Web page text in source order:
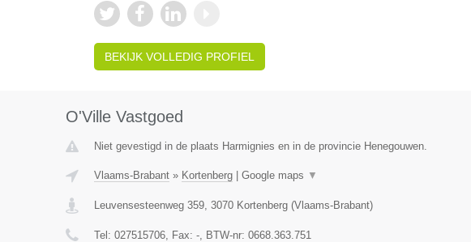
BEKIJK VOLLEDIG PROFIEL
O'Ville Vastgoed
Niet gevestigd in de plaats Harmignies en in de provincie Henegouwen.
Vlaams-Brabant» Kortenberg| Google maps ▼
Leuvensesteenweg 359, 3070 Kortenberg(Vlaams-Brabant)
Tel: 027515706, Fax: -, BTW-nr: 0668.363.751